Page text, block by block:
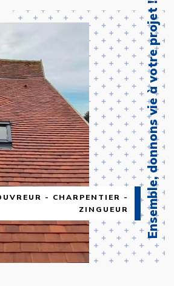
- CHARPENTIER -
ZINGUEUR
Ensemble, donnons vie à votre projet !